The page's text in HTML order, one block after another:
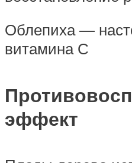
Облепиха —
витамина С
эффект